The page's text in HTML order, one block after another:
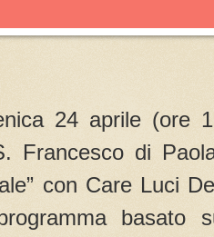
24 aprile (ore
Francesco di
con Care Luci
basato